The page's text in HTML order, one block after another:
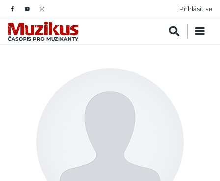
Přihlásit se